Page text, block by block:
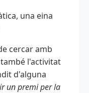
una eina
cercar amb
l'activitat
d'alguna
un premi per la